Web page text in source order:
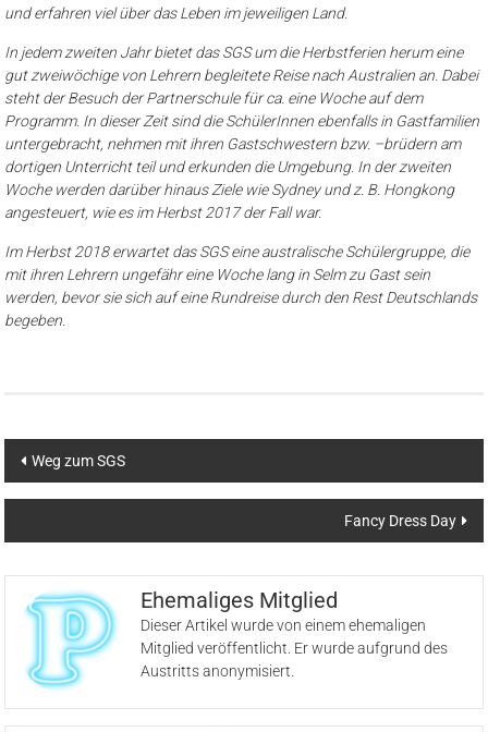
und erfahren viel über das Leben im jeweiligen Land.
In jedem zweiten Jahr bietet das SGS um die Herbstferien herum eine
gut zweiwöchige von Lehrern begleitete Reise nach Australien an. Dabei
steht der Besuch der Partnerschule für ca. eine Woche auf dem
Programm. In dieser Zeit sind die SchülerInnen ebenfalls in Gastfamilien
untergebracht, nehmen mit ihren Gastschwestern bzw. –brüdern am
dortigen Unterricht teil und erkunden die Umgebung. In der zweiten
Woche werden darüber hinaus Ziele wie Sydney und z. B. Hongkong
angesteuert, wie es im Herbst 2017 der Fall war.
Im Herbst 2018 erwartet das SGS eine australische Schülergruppe, die
mit ihren Lehrern ungefähr eine Woche lang in Selm zu Gast sein
werden, bevor sie sich auf eine Rundreise durch den Rest Deutschlands
begeben.
Beitragsnavigation
Weg zum SGS
Fancy Dress Day
Ehemaliges Mitglied
Dieser Artikel wurde von einem ehemaligen
Mitglied veröffentlicht. Er wurde aufgrund des
Austritts anonymisiert.